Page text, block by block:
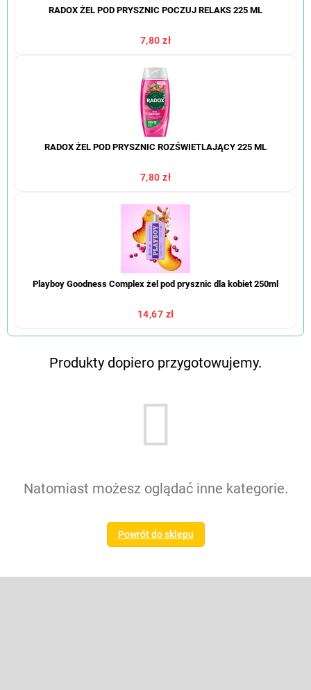
RADOX ŻEL POD PRYSZNIC POCZUJ RELAKS 225 ML
7,80 zł
RADOX ŻEL POD PRYSZNIC ROZŚWIETLAJĄCY 225 ML
7,80 zł
Playboy Goodness Complex żel pod prysznic dla kobiet 250ml
14,67 zł
Produkty dopiero przygotowujemy.
Natomiast możesz oglądać inne kategorie.
Powrót do sklepu